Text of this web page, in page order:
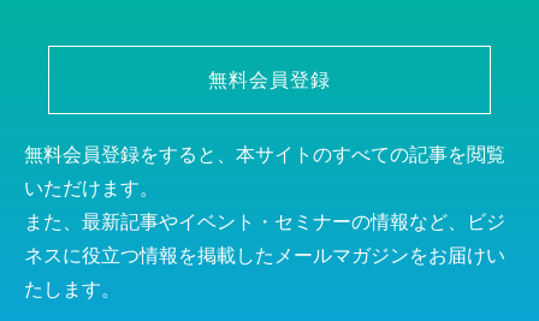
無料会員登録
無料会員登録をすると、本サイトのすべての記事を閲覧
いただけます。
また、最新記事やイベント・セミナーの情報など、ビジ
ネスに役立つ情報を掲載したメールマガジンをお届けい
たします。